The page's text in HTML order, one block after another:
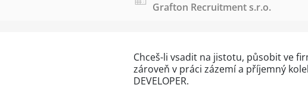
Grafton Recruitment s.r.o.
Chceš-li vsadit na jistotu, působit ve
zároveň v práci zázemí a příjemný
DEVELOPER.